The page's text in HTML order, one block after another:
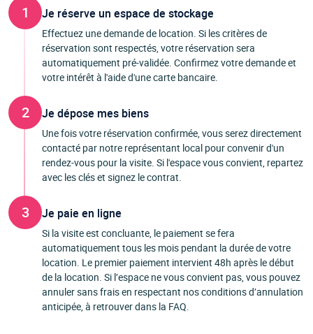
1 Je réserve un espace de stockage
Effectuez une demande de location. Si les critères de
réservation sont respectés, votre réservation sera
automatiquement pré-validée. Confirmez votre demande et
votre intérêt à l'aide d'une carte bancaire.
2 Je dépose mes biens
Une fois votre réservation confirmée, vous serez directement
contacté par notre représentant local pour convenir d'un
rendez-vous pour la visite. Si l'espace vous convient, repartez
avec les clés et signez le contrat.
3 Je paie en ligne
Si la visite est concluante, le paiement se fera
automatiquement tous les mois pendant la durée de votre
location. Le premier paiement intervient 48h après le début
de la location. Si l’espace ne vous convient pas, vous pouvez
annuler sans frais en respectant nos conditions d’annulation
anticipée, à retrouver dans la FAQ.